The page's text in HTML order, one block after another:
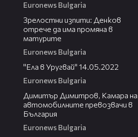
Euronews Bulgaria
Зрелостни изпити: Денков
отрече да има промяна в
матурите
Euronews Bulgaria
"Ела в Уругвай" 14.05.2022
Euronews Bulgaria
Димитър Димитров, Камара на
автомобилните превозвачи в
България
Euronews Bulgaria